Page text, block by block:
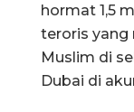
hormat 1,5
teroris yang
Muslim di
Dubai di